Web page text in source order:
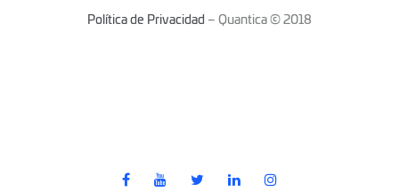
Política de Privacidad – Quantica © 2018